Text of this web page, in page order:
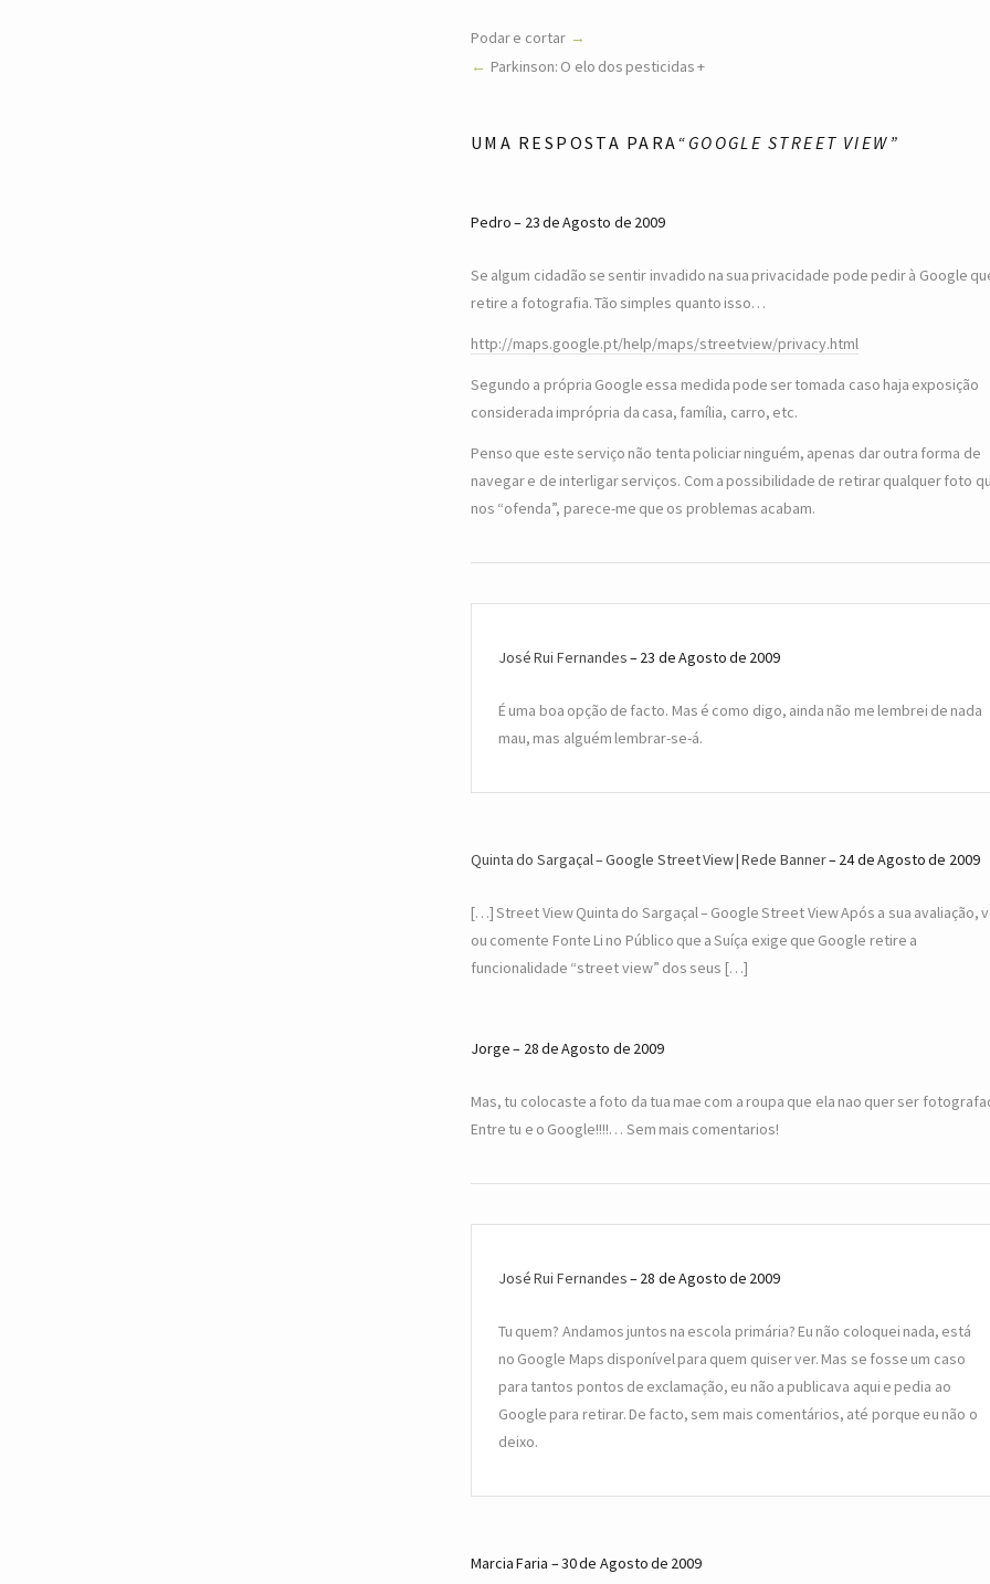
Podar e cortar
Parkinson: O elo dos pesticidas +
UMA RESPOSTA PARA“GOOGLE STREET VIEW”
Pedro 23 de Agosto de 2009
Se algum cidadão se sentir invadido na sua privacidade pode pedir à Google
retire a fotografia. Tão simples quanto isso…
http://maps.google.pt/help/maps/streetview/privacy.html
Segundo a própria Google essa medida pode ser tomada caso haja exposição
considerada imprópria da casa, família, carro, etc.
Penso que este serviço não tenta policiar ninguém, apenas dar outra forma de
navegar e de interligar serviços. Com a possibilidade de retirar qualquer foto
nos “ofenda”, parece-me que os problemas acabam.
José Rui Fernandes 23 de Agosto de 2009
É uma boa opção de facto. Mas é como digo, ainda não me lembrei de nada
mau, mas alguém lembrar-se-á.
Quinta do Sargaçal – Google Street View | Rede Banner 24 de Agosto de 2009
[…] Street View Quinta do Sargaçal – Google Street View Após a sua avaliação,
ou comente Fonte Li no Público que a Suíça exige que Google retire a
funcionalidade “street view” dos seus […]
Jorge 28 de Agosto de 2009
Mas, tu colocaste a foto da tua mae com a roupa que ela nao quer ser
Entre tu e o Google!!!!… Sem mais comentarios!
José Rui Fernandes 28 de Agosto de 2009
Tu quem? Andamos juntos na escola primária? Eu não coloquei nada, está
no Google Maps disponível para quem quiser ver. Mas se fosse um caso
para tantos pontos de exclamação, eu não a publicava aqui e pedia ao
Google para retirar. De facto, sem mais comentários, até porque eu não o
deixo.
Marcia Faria 30 de Agosto de 2009